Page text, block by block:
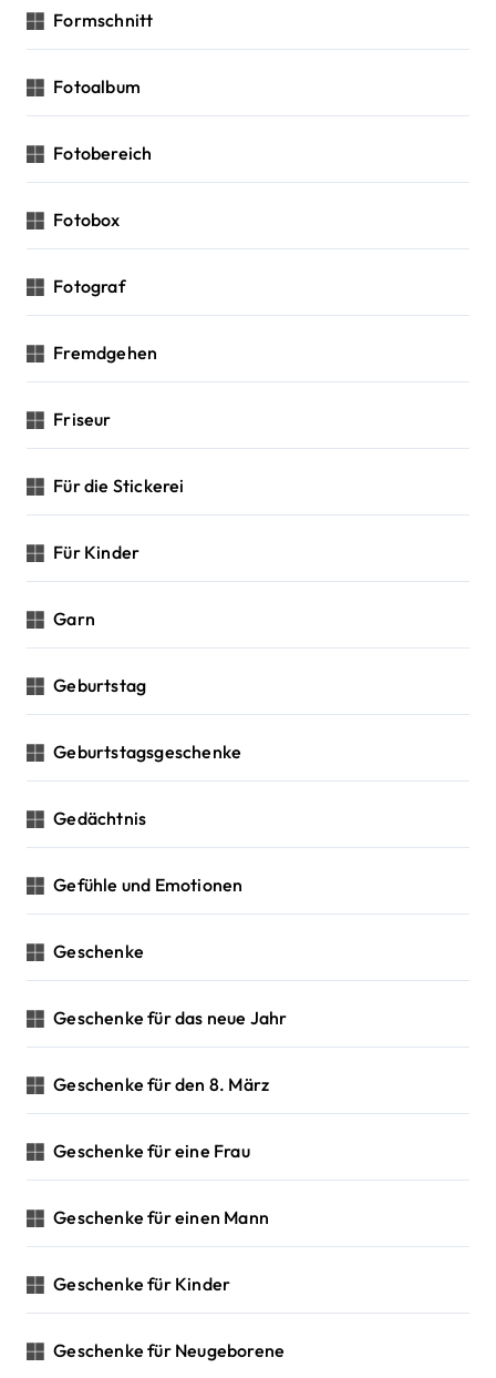
Formschnitt
Fotoalbum
Fotobereich
Fotobox
Fotograf
Fremdgehen
Friseur
Für die Stickerei
Für Kinder
Garn
Geburtstag
Geburtstagsgeschenke
Gedächtnis
Gefühle und Emotionen
Geschenke
Geschenke für das neue Jahr
Geschenke für den 8. März
Geschenke für eine Frau
Geschenke für einen Mann
Geschenke für Kinder
Geschenke für Neugeborene